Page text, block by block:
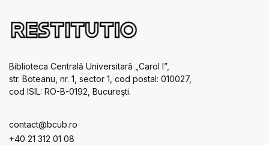
Biblioteca Centrală Universitară „Carol I”,
str. Boteanu, nr. 1, sector 1, cod postal: 010027,
cod ISIL: RO-B-0192, Bucureşti.
contact@bcub.ro
+40 21 312 01 08